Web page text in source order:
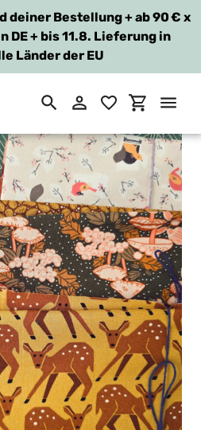
deiner Bestellung + ab 90 €
+ bis 11.8. Lieferung in
Länder der EU
x
SuchenEinloggen